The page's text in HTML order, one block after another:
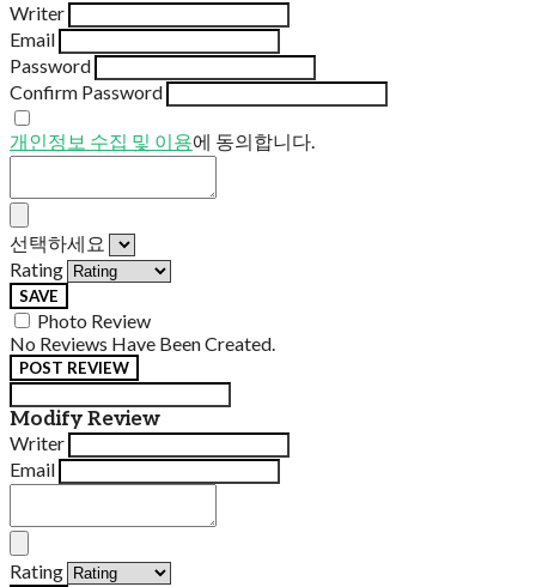
Writer
Email
Password
Confirm Password
개인정보 수집 및 이용에 동의합니다.
선택하세요
Rating
SAVE
Photo Review
No Reviews Have Been Created.
POST REVIEW
Modify Review
Writer
Email
Rating